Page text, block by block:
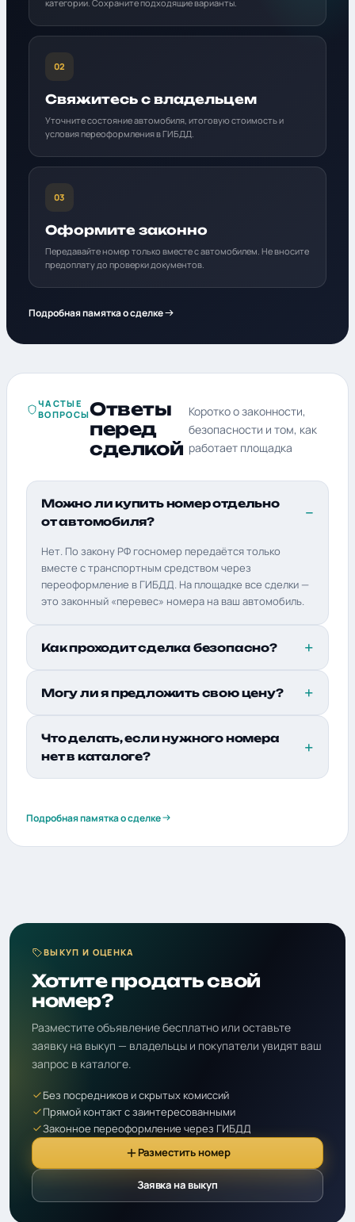
категории. Сохраните подходящие варианты.
02
Свяжитесь с владельцем
Уточните состояние автомобиля, итоговую стоимость и
условия переоформления в ГИБДД.
03
Оформите законно
Передавайте номер только вместе с автомобилем. Не вносите
предоплату до проверки документов.
Подробная памятка о сделке
ЧАСТЫЕ
ВОПРОСЫОтветы
перед
сделкой
Коротко о законности,
безопасности и том, как
работает площадка
Можно ли купить номер отдельно
от автомобиля?
Нет. По закону РФ госномер передаётся только
вместе с транспортным средством через
переоформление в ГИБДД. На площадке все сделки —
это законный «перевес» номера на ваш автомобиль.
Как проходит сделка безопасно?
Могу ли я предложить свою цену?
Что делать, если нужного номера
нет в каталоге?
Подробная памятка о сделке
ВЫКУП И ОЦЕНКА
Хотите продать свой
номер?
Разместите объявление бесплатно или оставьте
заявку на выкуп — владельцы и покупатели увидят ваш
запрос в каталоге.
Без посредников и скрытых комиссий
Прямой контакт с заинтересованными
Законное переоформление через ГИБДД
Разместить номер
Заявка на выкуп